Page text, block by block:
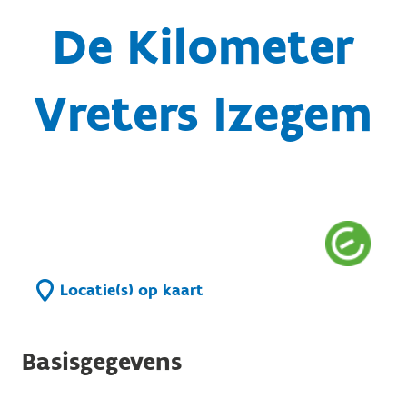
De Kilometer
Vreters Izegem
Locatie(s) op kaart
Basisgegevens